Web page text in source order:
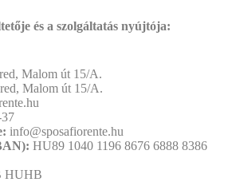
és a szolgáltatás nyújtója:
Malom út 15/A.
Malom út 15/A.
info@sposafiorente.hu
HU89 1040 1196 8676 6888 8386
HUHB